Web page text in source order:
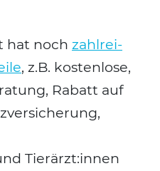
hat noch zahl­rei­
, z.B. kos­ten­lo­se,
Rabatt auf
Tierärzt:innen